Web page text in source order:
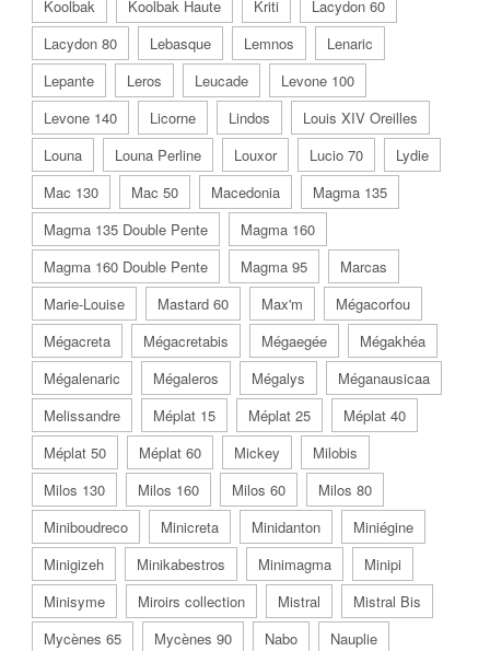
Koolbak
Koolbak Haute Kriti
Lacydon 60
Lacydon 80
Lebasque Lemnos
Lenaric
Lepante
Leros Leucade
Levone 100
Levone 140
Licorne Lindos
Louis XIV Oreilles
Louna
Louna Perline Louxor Lucio 70
Lydie
Mac 130
Mac 50 Macedonia
Magma 135
Magma 135 Double Pente
Magma 160
Magma 160 Double Pente
Magma 95
Marcas
Marie-Louise
Mastard 60 Max'm
Mégacorfou
Mégacreta
Mégacretabis Mégaegée
Mégakhéa
Mégalenaric
Mégaleros Mégalys
Méganausicaa
Melissandre
Méplat 15 Méplat 25
Méplat 40
Méplat 50
Méplat 60 Mickey
Milobis
Milos 130
Milos 160 Milos 60
Milos 80
Miniboudreco
Minicreta Minidanton
Miniégine
Minigizeh
Minikabestros Minimagma
Minipi
Minisyme
Miroirs collection Mistral
Mistral Bis
Mycènes 65
Mycènes 90 Nabo
Nauplie